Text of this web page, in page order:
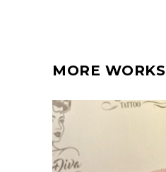
MORE WORKS